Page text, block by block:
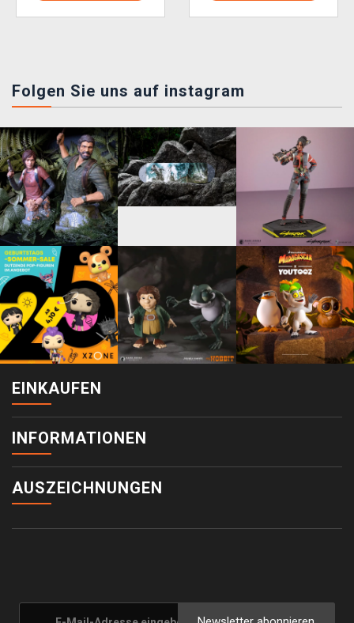
Folgen Sie uns auf instagram
EINKAUFEN
INFORMATIONEN
AUSZEICHNUNGEN